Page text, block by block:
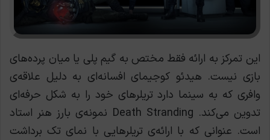
این تمرکز به ارائه فقط مختص به گیم پلی یا میان پرده‌های
بازی نیست. هیدئو کوجیمای افسانه‌ای به دلیل علاقه‌ی
وافری که به سینما دارد تریلرهای خود را به شکل حرفه‌ای
تدوین می‌کند. Death Stranding نمونه‌ی بارز هنر استاد
است. عنوانی که با ارائه‌ی تریلرهایی با نمای تک برداشت